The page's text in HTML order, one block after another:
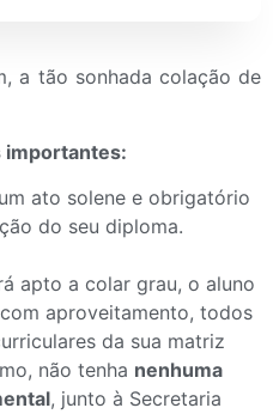
a tão sonhada colação de
importantes:
ato solene e obrigatório
do seu diploma.
apto a colar grau, o aluno
aproveitamento, todos
da sua matriz
não tenha nenhuma
, junto à Secretaria